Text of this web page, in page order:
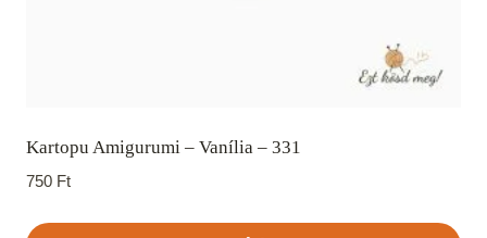
Kartopu Amigurumi – Vanília – 331
750 Ft